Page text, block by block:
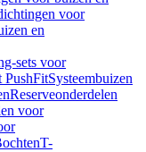
voor
en
sets voor
PushFitSysteembuizen
Reserveonderdelen
voor
T-